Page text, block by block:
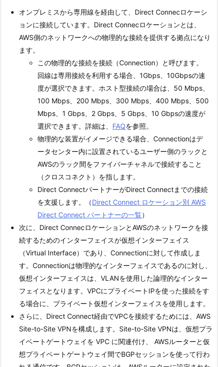
オンプレミスから専用線を経由して、Direct Connecロケーシ
ョンに接続しています。Direct Connecロケーションとは、
AWS側のネットワークへの物理的な接続を提供する拠点になり
ます。
この物理的な接続を接続（Connection）と呼びます。
回線は専用接続を利用する場合、1Gbps、10Gbpsの速
度が選択できます。ホスト型接続の場合は、50 Mbps、
100 Mbps、200 Mbps、300 Mbps、400 Mbps、500
Mbps、1 Gbps、2 Gbps、5 Gbps、10 Gbpsの速度が
選択できます。詳細は、 FAQを参照。
物理的な装置がイメージできる場合、Connectionはデ
ータセンター内に設置されているユーザー側のラックと
AWSのラック間をファイバーチャネルで接続すること
（クロスコネクト）を指します。
Direct ConnectパートナーがDirect Connectまでの接続
を支援します。（Direct Connect ロケーション別 AWS
Direct Connect パートナーの一覧）
次に、Direct ConnecロケーションとAWSのネットワークを接
続するためのインターフェイスが仮想インターフェイス
（Virtual Interface）であり、Connectionに対して作成しま
す。Connectionは物理的なインターフェイスであるのに対し、
仮想インターフェイスは、VLANを使用した論理的なインター
フェイスとなります。VPCにプライベートIPを使った接続をす
る場合に、プライベート仮想インターフェイスを使用します。
さらに、Direct Connect経由でVPCを接続するためには、AWS
Site-to-Site VPNを構成します。Site-to-Site VPNは、仮想プラ
イベートゲートウェイを VPC に関連付け、 AWSルーターと仮
想プライベートゲートウェイ間でBGPセッションを使って行わ